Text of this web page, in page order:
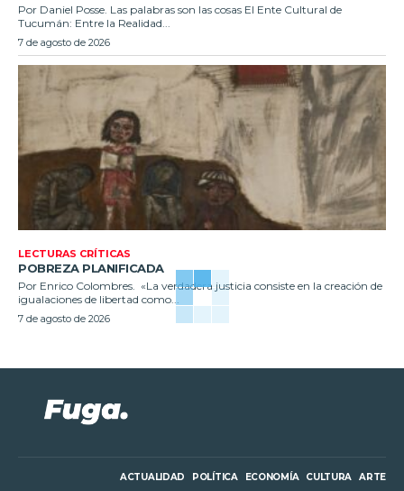
Por Daniel Posse. Las palabras son las cosas El Ente Cultural de
Tucumán: Entre la Realidad...
7 de agosto de 2026
LECTURAS CRÍTICAS
POBREZA PLANIFICADA
Por Enrico Colombres. «La verdadera justicia consiste en la creación de
igualaciones de libertad como...
7 de agosto de 2026
ACTUALIDAD POLÍTICA ECONOMÍA CULTURA ARTE